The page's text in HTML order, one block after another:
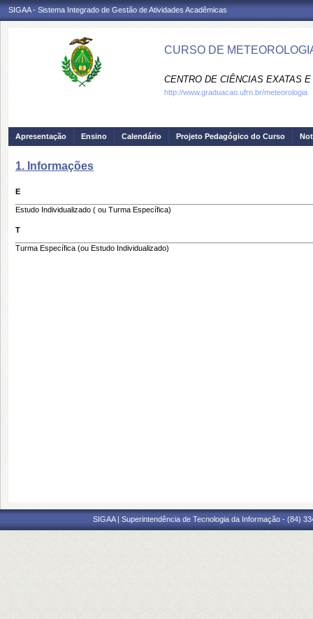
SIGAA - Sistema Integrado de Gestão de Atividades Acadêmicas
CURSO DE
CENTRO DE CIÊNCIAS EXATAS
http://www.graduacao.ufrn.br/meteorologia
Apresentação Ensino Calendário Projeto Pedagógico do Curso
1. Informações
E
Estudo Individualizado ( ou Turma Específica)
T
Turma Específica (ou Estudo Individualizado)
SIGAA | Superintendência de Tecnologia da Informação - (84)